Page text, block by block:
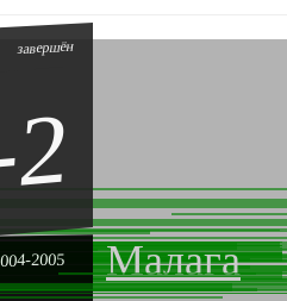
Малага
завершён
2005